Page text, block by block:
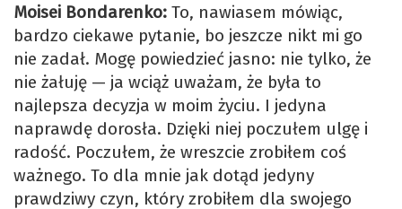
Moisei Bondarenko: To, nawiasem mówiąc,
bardzo ciekawe pytanie, bo jeszcze nikt mi go
nie zadał. Mogę powiedzieć jasno: nie tylko, że
nie żałuję — ja wciąż uważam, że była to
najlepsza decyzja w moim życiu. I jedyna
naprawdę dorosła. Dzięki niej poczułem ulgę i
radość. Poczułem, że wreszcie zrobiłem coś
ważnego. To dla mnie jak dotąd jedyny
prawdziwy czyn, który zrobiłem dla swojego